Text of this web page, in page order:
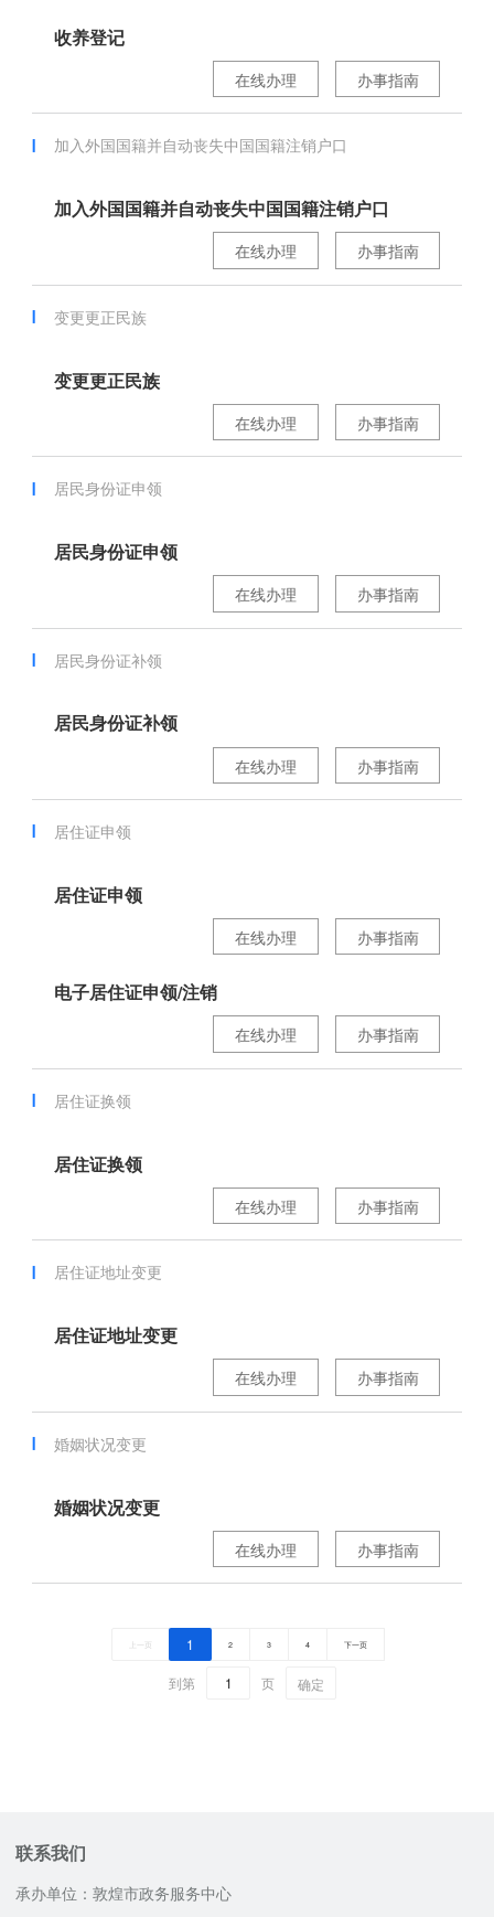
收养登记
办事指南
在线办理
加入外国国籍并自动丧失中国国籍注销户口
加入外国国籍并自动丧失中国国籍注销户口
办事指南
在线办理
变更更正民族
变更更正民族
办事指南
在线办理
居民身份证申领
居民身份证申领
办事指南
在线办理
居民身份证补领
居民身份证补领
办事指南
在线办理
居住证申领
居住证申领
办事指南
在线办理
电子居住证申领/注销
办事指南
在线办理
居住证换领
居住证换领
办事指南
在线办理
居住证地址变更
居住证地址变更
办事指南
在线办理
婚姻状况变更
婚姻状况变更
办事指南
在线办理
上一页 1 2 3 4 下一页
到第 页 确定
联系我们
承办单位：敦煌市政务服务中心